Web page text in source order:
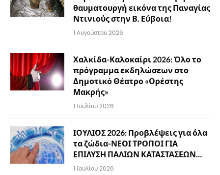
θαυματουργή εικόνα της Παναγίας
Ντινιούς στην Β. Εύβοια!
1 Αυγούστου 2026
Χαλκίδα-Καλοκαίρι 2026: Όλο το
πρόγραμμα εκδηλώσεων στο
Δημοτικό Θέατρο «Ορέστης
Μακρής»
1 Ιουλίου 2026
ΙΟΥΛΙΟΣ 2026: Προβλέψεις για όλα
τα ζώδια-ΝΕΟΙ ΤΡΟΠΟΙ ΓΙΑ
ΕΠΙΛΥΣΗ ΠΑΛΙΩΝ ΚΑΤΑΣΤΑΣΕΩΝ…
1 Ιουλίου 2026